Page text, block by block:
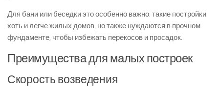
Для бани или беседки это особенно важно: такие постройки
хоть и легче жилых домов, но также нуждаются в прочном
фундаменте, чтобы избежать перекосов и просадок.
Преимущества для малых построек
Скорость возведения